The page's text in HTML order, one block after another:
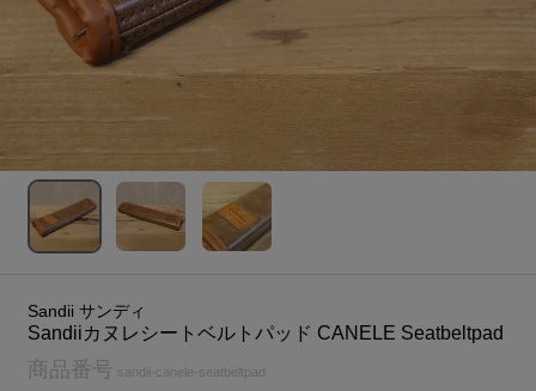
Sandii サンディ
Sandiiカヌレシートベルトパッド CANELE Seatbeltpad
商品番号 sandii-canele-seatbeltpad